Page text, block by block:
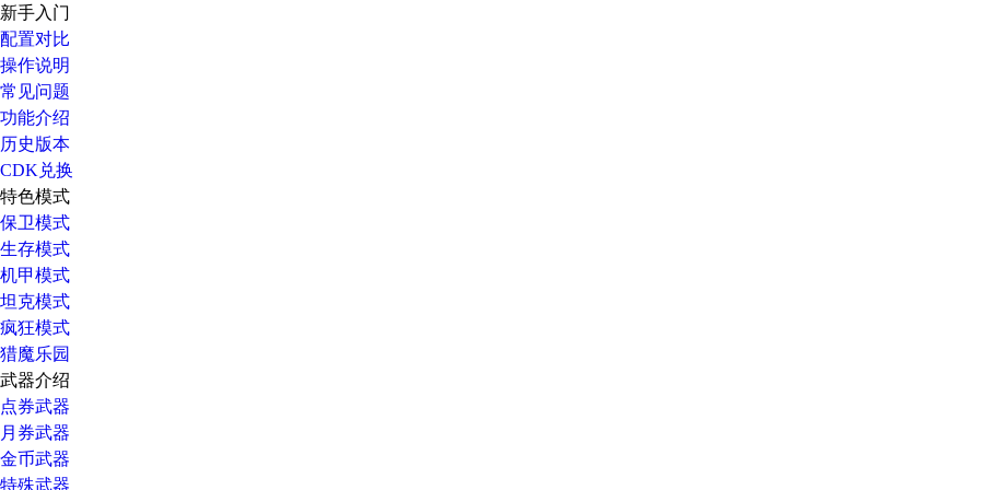
新手入门
配置对比
操作说明
常见问题
功能介绍
历史版本
CDK兑换
特色模式
保卫模式
生存模式
机甲模式
坦克模式
疯狂模式
猎魔乐园
武器介绍
点券武器
月券武器
金币武器
特殊武器